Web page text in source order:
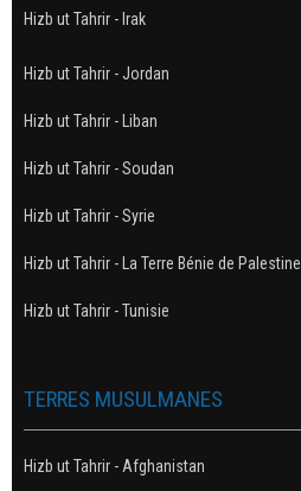
Hizb ut Tahrir - Irak
Hizb ut Tahrir - Jordan
Hizb ut Tahrir - Liban
Hizb ut Tahrir - Soudan
Hizb ut Tahrir - Syrie
Hizb ut Tahrir - La Terre Bénie de Palestine
Hizb ut Tahrir - Tunisie
TERRES MUSULMANES
Hizb ut Tahrir - Afghanistan